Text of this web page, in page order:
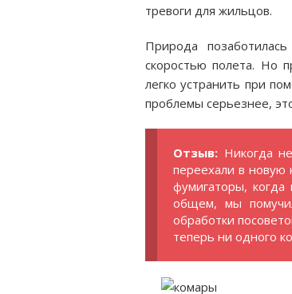
тревоги для жильцов.
Природа
скоростью полета. Но
легко устранить при
проблемы серьезнее,
Отзыв: Никогда
переехали в новую
фумигаторы,
общем, мы
обработки
теперь ни одного